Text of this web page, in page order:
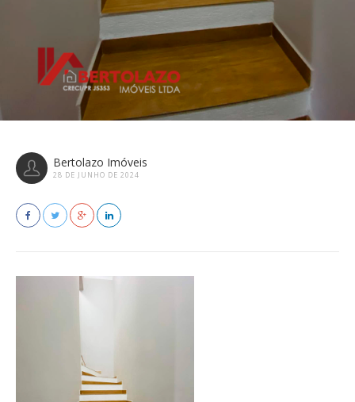
Bertolazo Imóveis
28 DE JUNHO DE 2024